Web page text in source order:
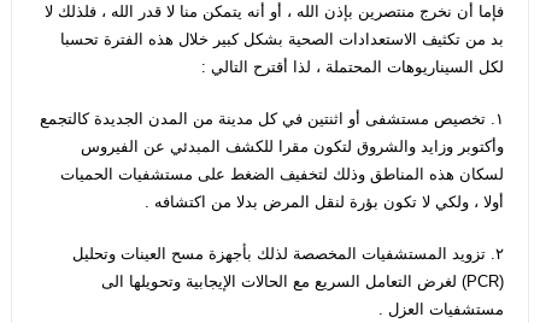
فإما أن نخرج منتصرين بإذن الله ، أو أنه يتمكن منا لا قدر الله ، فلذلك لا
بد من تكثيف الاستعدادات الصحية بشكل كبير خلال هذه الفترة تحسبا
لكل السيناريوهات المحتملة ، لذا أقترح التالي :
١. تخصيص مستشفى أو اثنتين في كل مدينة من المدن الجديدة كالتجمع
وأكتوبر وزايد والشروق لتكون مقرا للكشف المبدئي عن الفيروس
لسكان هذه المناطق وذلك لتخفيف الضغط على مستشفيات الحميات
أولا ، ولكي لا تكون بؤرة لنقل المرض بدلا من اكتشافه .
٢. تزويد المستشفيات المخصصة لذلك بأجهزة مسح العينات وتحليل
(PCR) لغرض التعامل السريع مع الحالات الإيجابية وتحويلها الى
مستشفيات العزل .